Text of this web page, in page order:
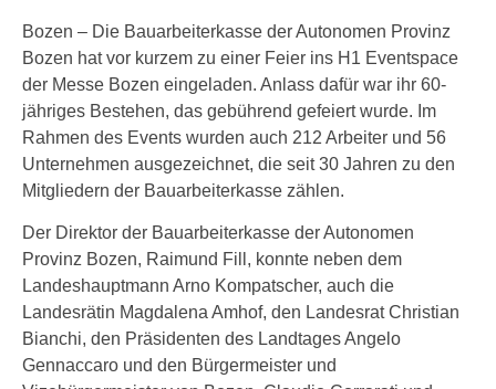
Bozen – Die Bauarbeiterkasse der Autonomen Provinz
Bozen hat vor kurzem zu einer Feier ins H1 Eventspace
der Messe Bozen eingeladen. Anlass dafür war ihr 60-
jähriges Bestehen, das gebührend gefeiert wurde. Im
Rahmen des Events wurden auch 212 Arbeiter und 56
Unternehmen ausgezeichnet, die seit 30 Jahren zu den
Mitgliedern der Bauarbeiterkasse zählen.
Der Direktor der Bauarbeiterkasse der Autonomen
Provinz Bozen, Raimund Fill, konnte neben dem
Landeshauptmann Arno Kompatscher, auch die
Landesrätin Magdalena Amhof, den Landesrat Christian
Bianchi, den Präsidenten des Landtages Angelo
Gennaccaro und den Bürgermeister und